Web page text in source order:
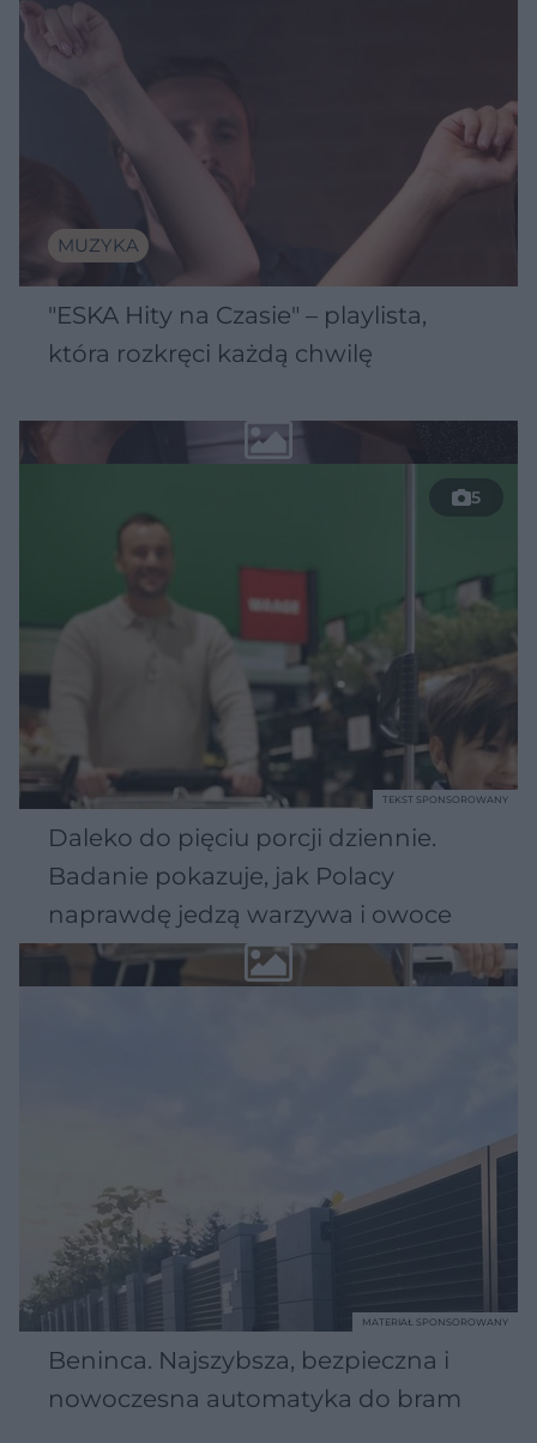
MUZYKA
"ESKA Hity na Czasie" – playlista,
która rozkręci każdą chwilę
5
Daleko do pięciu porcji dziennie.
Badanie pokazuje, jak Polacy
naprawdę jedzą warzywa i owoce
TEKST SPONSOROWANY
Beninca. Najszybsza, bezpieczna i
nowoczesna automatyka do bram
MATERIAŁ SPONSOROWANY